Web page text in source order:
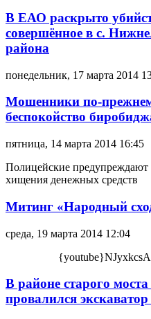
В ЕАО раскрыто
совершённое в с.
района
понедельник, 17 марта 2014
Мошенники по-
беспокойство
пятница, 14 марта 2014 16:45
Полицейские предупреждают
хищения денежных средств
Митинг «Народный
среда, 19 марта 2014 12:04
В районе старого
провалился экскаватор